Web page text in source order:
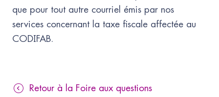
que pour tout autre courriel émis par nos
services concernant la taxe fiscale affectée au
CODIFAB.
Retour à la Foire aux questions